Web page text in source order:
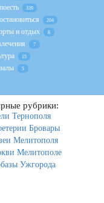
339
204
и отдых 8
7
15
5
рубрики:
Тернополя
Бровары
Мелитополя
Мелитополе
Ужгорода